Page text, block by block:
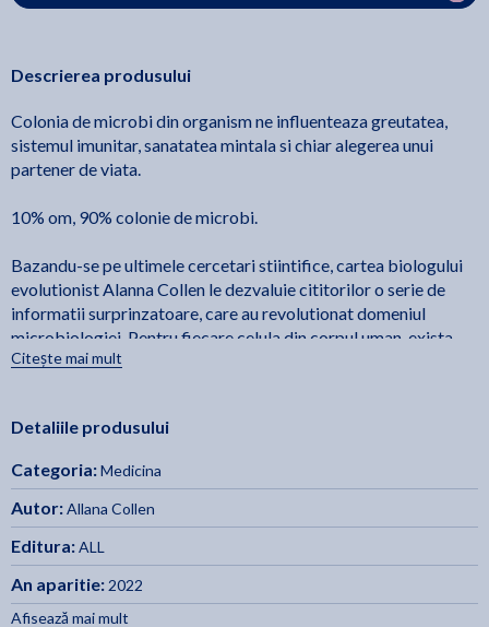
Descrierea produsului
Colonia de microbi din organism ne influenteaza greutatea,
sistemul imunitar, sanatatea mintala si chiar alegerea unui
partener de viata.
10% om, 90% colonie de microbi.
Bazandu-se pe ultimele cercetari stiintifice, cartea biologului
evolutionist Alanna Collen le dezvaluie cititorilor o serie de
informatii surprinzatoare, care au revolutionat domeniul
microbiologiei. Pentru fiecare celula din corpul uman, exista
alte noua celule intruse. Aceasta colonie de microbi ne
alergii, boli autoimune, cancer. Poate parea de-a dreptul
socant, dar epidemia de boli moderne ar putea sa-si gaseasca
rezolvarea in propriul nostru organism. Nu suntem doar carne
si sange, muschi si os, creier si piele, ci si bacterii si fungi. De
fapt, suntem mai mult "ele" decat "noi".
Citește mai mult
Detaliile produsului
Categoria:Medicina
Autor:Allana Collen
Editura:ALL
An aparitie: 2022
Afisează mai mult